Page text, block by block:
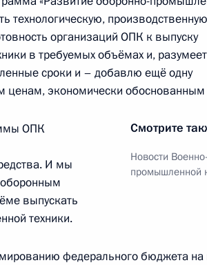
планировании
Безопасности
Безопасности
технологическую,
организаций ОПК к выпуску
в требуемых объёмах и,
сроки и – добавлю ещё одну
экономически
Смотрите
Новости Военно-
промышленной
ОПК
И мы
оборонным
выпускать
техники.
федерального бюджета